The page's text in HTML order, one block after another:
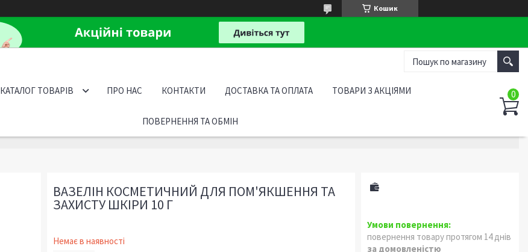
Кошик
КАТАЛОГ ТОВАРІВ ПРО НАС КОНТАКТИ ДОСТАВКА ТА ОПЛАТА ТОВАРИ З АКЦІЯМИ
ПОВЕРНЕННЯ ТА ОБМІН
ВАЗЕЛІН КОСМЕТИЧНИЙ ДЛЯ ПОМ'ЯКШЕННЯ ТА
ЗАХИСТУ ШКІРИ 10 Г
Немає в наявності
повернення товару протягом 14 днів
за домовленістю